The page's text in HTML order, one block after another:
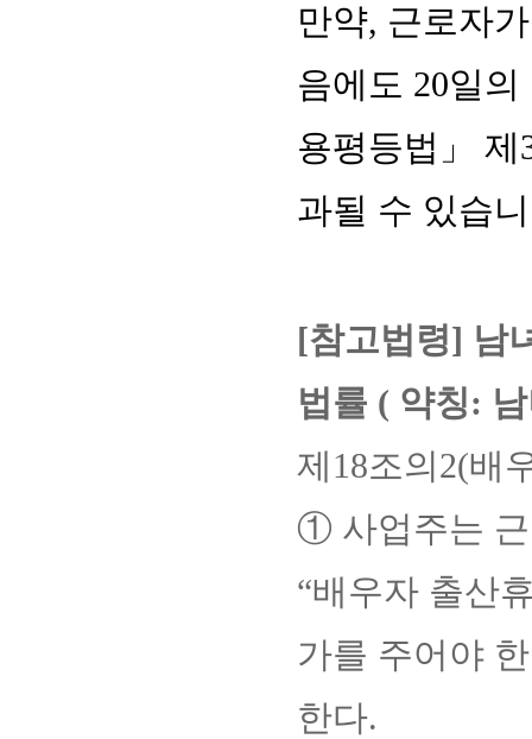
만약, 근로자
음에도 20일
용평등법」
과될 수 있습
[참고법령] 남
법률 ( 약칭:
제18조의2(배
① 사업주는 근
“배우자 출산
가를 주어야
한다.